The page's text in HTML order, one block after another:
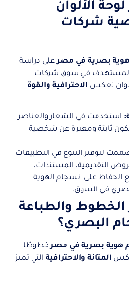
الألوان
شركات
بصرية في مصرعلى دراسة
المستهدف في سوق شركات
تعكس الاحترافية والقوة
استخدمت في الشعار والعناصر
ثابتة ومعبرة عن شخصية
لتوفير التنوع في التطبيقات
التقديمية، المستندات،
الحفاظ على انسجام الهوية
في السوق.
الخطوط والطباعة
البصري؟
هوية بصرية في مصرخطوطًا
المتانة والاحترافية التي تميز